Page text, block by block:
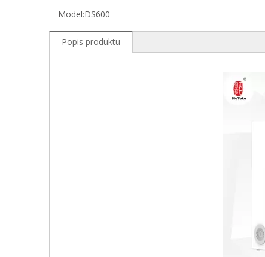
Model:DS600
Popis produktu